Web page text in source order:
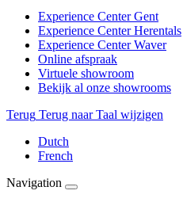
Experience Center Gent
Experience Center Herentals
Experience Center Waver
Online afspraak
Virtuele showroom
Bekijk al onze showrooms
Terug Terug naar Taal wijzigen
Dutch
French
Navigation